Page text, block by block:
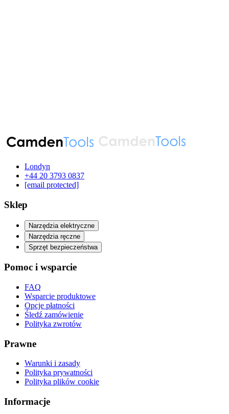
Londyn
‪+44 20 3793 0837‬
[email protected]
Sklep
Narzędzia elektryczne
Narzędzia ręczne
Sprzęt bezpieczeństwa
Pomoc i wsparcie
FAQ
Wsparcie produktowe
Opcje płatności
Śledź zamówienie
Polityka zwrotów
Prawne
Warunki i zasady
Polityka prywatności
Polityka plików cookie
Informacje